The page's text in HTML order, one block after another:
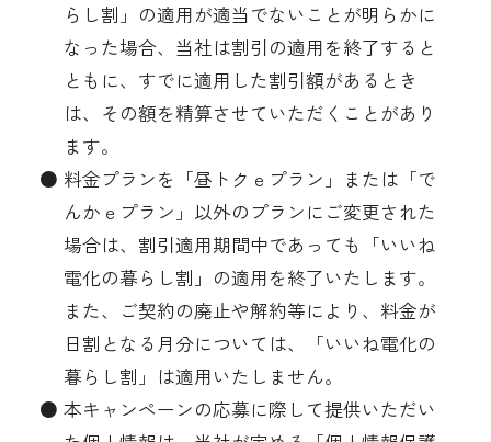
らし割」の適用が適当でないことが明らかに
なった場合、当社は割引の適用を終了すると
ともに、すでに適用した割引額があるとき
は、その額を精算させていただくことがあり
ます。
● 料金プランを「昼トクｅプラン」または「で
んかｅプラン」以外のプランにご変更された
場合は、割引適用期間中であっても「いいね
電化の暮らし割」の適用を終了いたします。
また、ご契約の廃止や解約等により、料金が
日割となる月分については、「いいね電化の
暮らし割」は適用いたしません。
● 本キャンペーンの応募に際して提供いただい